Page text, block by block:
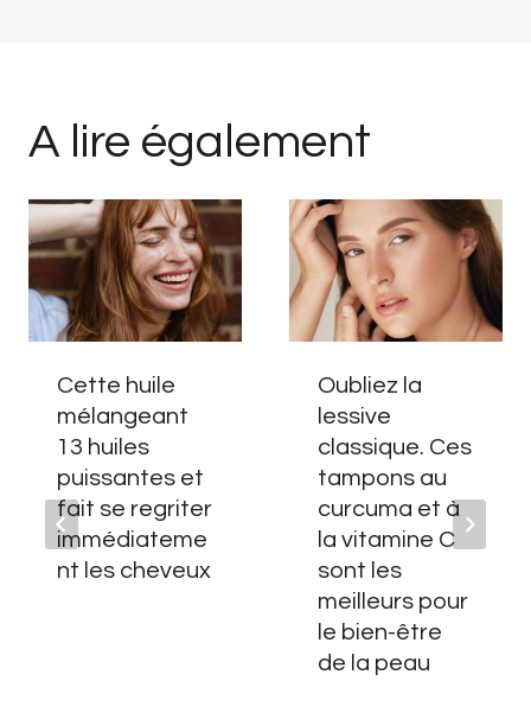
A lire également
Cette huile
mélangeant
13 huiles
puissantes et
fait se regriter
immédiateme
nt les cheveux
Oubliez la
lessive
classique. Ces
tampons au
curcuma et à
la vitamine C
sont les
meilleurs pour
le bien-être
de la peau